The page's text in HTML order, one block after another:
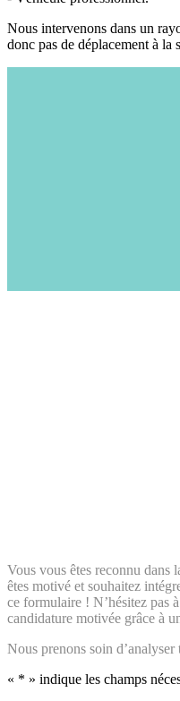
Nous intervenons dans un
donc pas de déplacement à la
Vous vous êtes reconnu dans
êtes motivé et souhaitez
ce formulaire ! N’hésitez pas
candidature motivée grâce à
Nous prenons soin d’analyser
« * » indique les champs